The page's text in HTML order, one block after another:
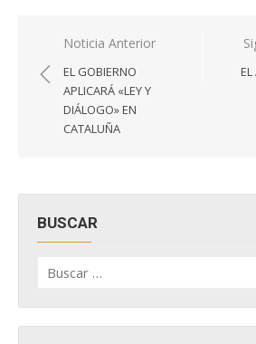
Navegación
de
entradas
Noticia Anterior
EL GOBIERNO
APLICARÁ «LEY Y
DIÁLOGO» EN
CATALUÑA
BUSCAR
por: